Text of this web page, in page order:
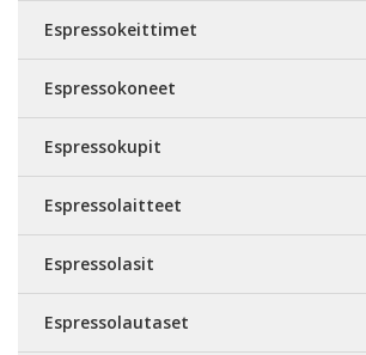
Espressokeittimet
Espressokoneet
Espressokupit
Espressolaitteet
Espressolasit
Espressolautaset